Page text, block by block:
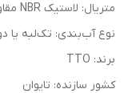
متریال: لاستیک NBR مقاوم حرارت و روغن
نوع آب‌بندی: تک‌لبه یا
برند: TTO
کشور سازنده: تایوان